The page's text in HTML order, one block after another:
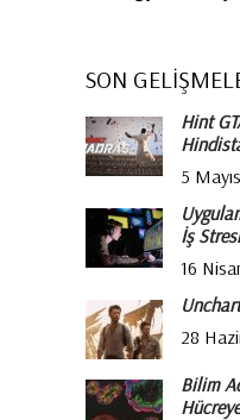
SON
Hint
5
İş
16
28
Bilim